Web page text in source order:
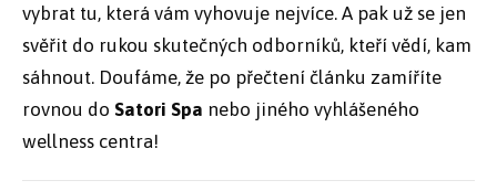
vybrat tu, která vám vyhovuje nejvíce. A pak už se jen
svěřit do rukou skutečných odborníků, kteří vědí, kam
sáhnout. Doufáme, že po přečtení článku zamíříte
rovnou do Satori Spa nebo jiného vyhlášeného
wellness centra!